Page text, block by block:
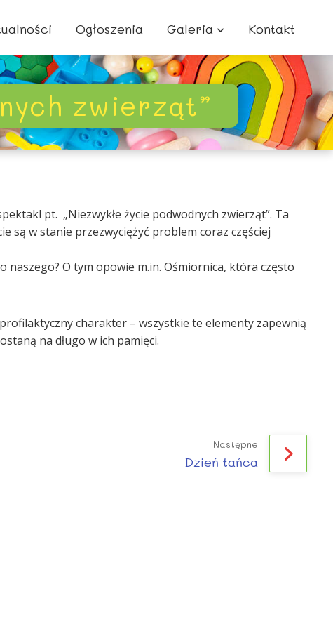
Ogłoszenia Galeria Kontakt
zwierząt”
pt. „Niezwykłe życie podwodnych zwierząt”. Ta
są w stanie przezwyciężyć problem coraz częściej
O tym opowie m.in. Ośmiornica, która często
charakter – wszystkie te elementy zapewnią
na długo w ich pamięci.
Następne
Dzień tańca